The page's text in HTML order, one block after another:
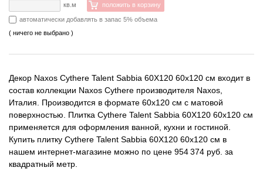
кв.м
положить в корзину
автоматически добавлять в запас 5% объема
( ничего не выбрано )
Декор Naxos Cythere Talent Sabbia 60X120 60x120 см входит в
состав коллекции Naxos Cythere производителя Naxos,
Италия. Производится в формате 60x120 см с матовой
поверхностью. Плитка Cythere Talent Sabbia 60X120 60x120 см
применяется для оформления ванной, кухни и гостиной.
Купить плитку Cythere Talent Sabbia 60X120 60x120 см в
нашем интернет-магазине можно по цене 954 374 руб. за
квадратный метр.